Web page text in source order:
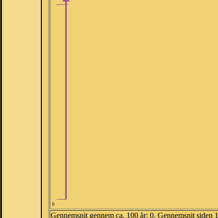
0
Gennemsnit gennem ca. 100 år: 0. Gennemsnit siden